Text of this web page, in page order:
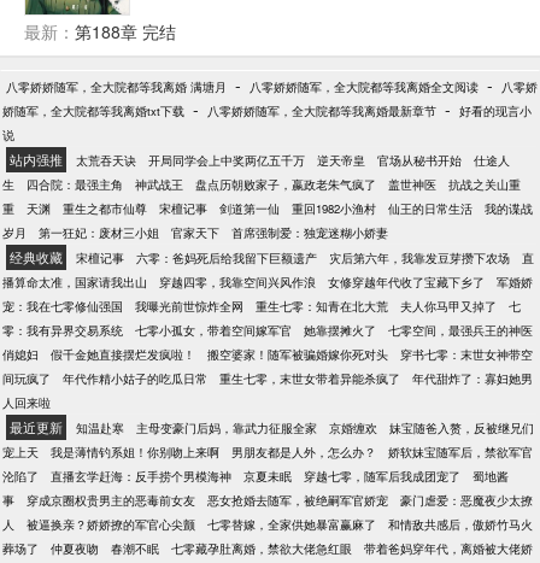
十年代过的如鱼得水，发家致富走上人生巅峰。
戍边垦荒，狼群里救人，边境线上生死时速，看彪悍
的军嫂在雪域高原如何把日子过的红红火火。
最新： 第188章 完结
八零娇娇随军，全大院都等我离婚 满塘月 - 八零娇娇随军，全大院都等我离婚全文阅读 -
八零娇
娇随军，全大院都等我离婚txt下载 - 八零娇娇随军，全大院都等我离婚最新章节 - 好看的现言小
说
站内强推 太荒吞天诀 开局同学会上中奖两亿五千万 逆天帝皇 官场从秘书开始
仕途人
生
四合院：最强主角 神武战王 盘点历朝败家子，嬴政老朱气疯了 盖世神医
抗战之关山重
重
天渊 重生之都市仙尊 宋檀记事 剑道第一仙 重回1982小渔村 仙王的日常生活
我的谍战
岁月
第一狂妃：废材三小姐 官家天下 首席强制爱：独宠迷糊小娇妻
经典收藏 宋檀记事 六零：爸妈死后给我留下巨额遗产 灾后第六年，我靠发豆芽攒下农场
直
播算命太准，国家请我出山
穿越四零，我靠空间兴风作浪 女修穿越年代收了宝藏下乡了
军婚娇
宠：我在七零修仙强国
我曝光前世惊炸全网 重生七零：知青在北大荒 夫人你马甲又掉了
七
零：我有异界交易系统
七零小孤女，带着空间嫁军官 她靠摆摊火了
七零空间，最强兵王的神医
俏媳妇
假千金她直接摆烂发疯啦！ 搬空婆家！随军被骗婚嫁你死对头
穿书七零：末世女神带空
间玩疯了
年代作精小姑子的吃瓜日常 重生七零，末世女带着异能杀疯了
年代甜炸了：寡妇她男
人回来啦
最近更新 知温赴寒 主母变豪门后妈，靠武力征服全家 京婚缠欢
妹宝随爸入赘，反被继兄们
宠上天
我是薄情钓系姐！你别吻上来啊 男朋友都是人外，怎么办？
娇软妹宝随军后，禁欲军官
沦陷了
直播玄学赶海：反手捞个男模海神 京夏未眠 穿越七零，随军后我成团宠了
蜀地酱
事
穿成京圈权贵男主的恶毒前女友 恶女抢婚去随军，被绝嗣军官娇宠
豪门虐爱：恶魔夜少太撩
人
被逼换亲？娇娇撩的军官心尖颤 七零替嫁，全家供她暴富赢麻了
和情敌共感后，傲娇竹马火
葬场了
仲夏夜吻 春潮不眠 七零藏孕肚离婚，禁欲大佬急红眼
带着爸妈穿年代，离婚被大佬娇